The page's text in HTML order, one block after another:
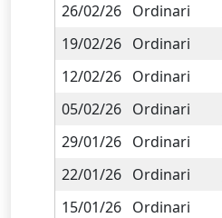
26/02/26
Ordinari
19/02/26
Ordinari
12/02/26
Ordinari
05/02/26
Ordinari
29/01/26
Ordinari
22/01/26
Ordinari
15/01/26
Ordinari